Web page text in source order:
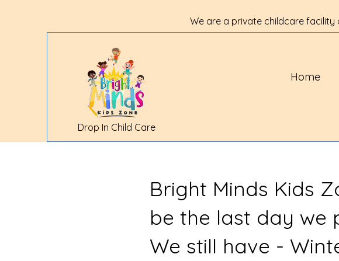
We are a private childcare facility
Drop In Child Care
Home
Bright Minds Kids
be the last day we
We still have -